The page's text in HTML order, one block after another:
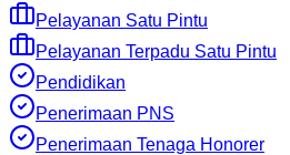
Pelayanan Satu Pintu
Pelayanan Terpadu Satu Pintu
Pendidikan
Penerimaan PNS
Penerimaan Tenaga Honorer